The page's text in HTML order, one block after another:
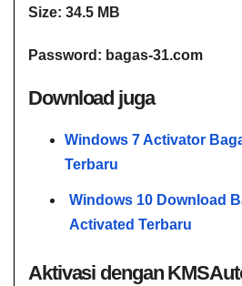
Size: 34.5 MB
Password: bagas-31.com
Download juga
Windows 7 Activator
Terbaru
Windows 10 Download
Activated Terbaru
Aktivasi dengan